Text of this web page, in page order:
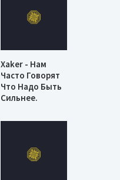
Xaker - Нам
Часто Говорят
Что Надо Быть
Сильнее.